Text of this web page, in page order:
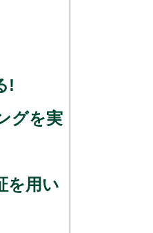
!
グを実
を用い